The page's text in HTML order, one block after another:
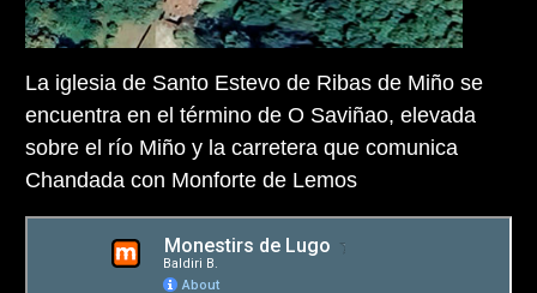
La iglesia de Santo Estevo de Ribas de Miño se
encuentra en el término de O Saviñao, elevada
sobre el río Miño y la carretera que comunica
Chandada con Monforte de Lemos